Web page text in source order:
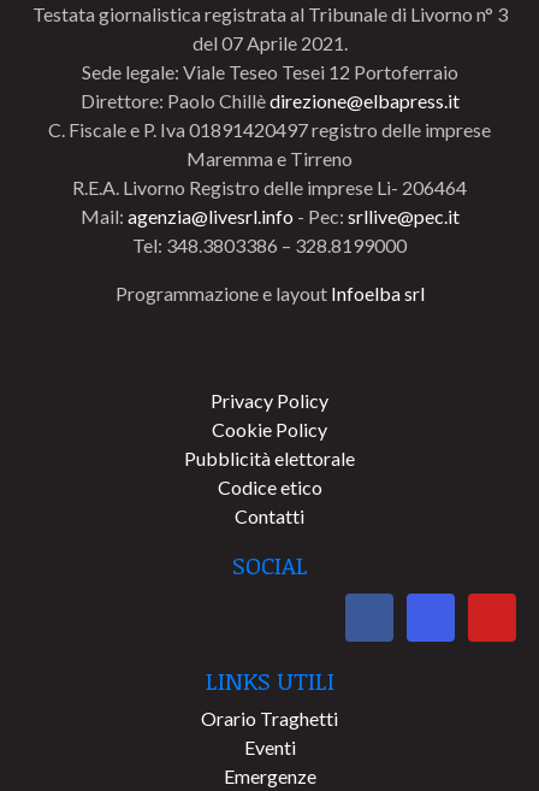
Testata giornalistica registrata al Tribunale di Livorno n° 3
del 07 Aprile 2021.
Sede legale: Viale Teseo Tesei 12 Portoferraio
Direttore: Paolo Chillèdirezione@elbapress.it
C. Fiscale e P. Iva 01891420497 registro delle imprese
Maremma e Tirreno
R.E.A. Livorno Registro delle imprese Li- 206464
Mail: agenzia@livesrl.info - Pec: srllive@pec.it
Tel: 348.3803386 – 328.8199000
Programmazione e layout Infoelba srl
Privacy Policy
Cookie Policy
Pubblicità elettorale
Codice etico
Contatti
SOCIAL
LINKS UTILI
Orario Traghetti
Eventi
Emergenze